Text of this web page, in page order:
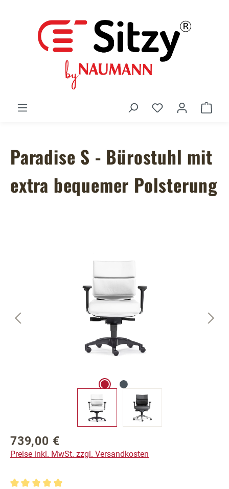
Du hast 0
Paradise S - Bürostuhl mit
extra bequemer Polsterung
Regulärer Preis:
739,00 €
Preise inkl. MwSt. zzgl. Versandkosten